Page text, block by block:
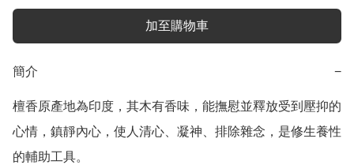
加至購物車
簡介 −
檀香原產地為印度，其木有香味，能撫慰並釋放受到壓抑的
心情，鎮靜內心，使人清心、凝神、排除雜念，是修生養性
的輔助工具。